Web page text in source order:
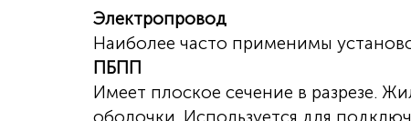
Электропровод
Наиболее часто применимы
ПБПП
Имеет плоское сечение в разрезе.